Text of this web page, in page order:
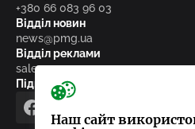
+380 66 083 96 03
Відділ новин
news@pmg.ua
Відділ реклами
sales@pmg.ua
Підписуйтесь на нас у
facebooktelegram
Наш сайт